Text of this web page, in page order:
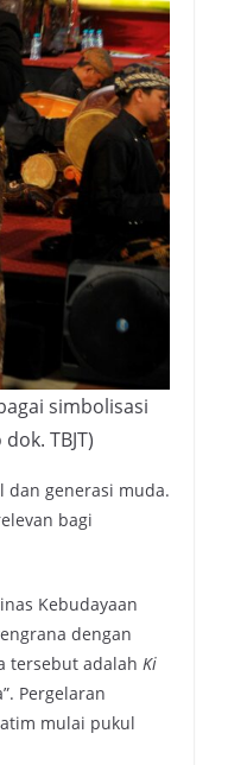
simbolisasi
TBJT)
dan generasi muda.
bagi
Kebudayaan
dengan
tersebut adalah Ki
Pergelaran
mulai pukul